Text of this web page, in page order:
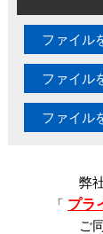
ファイル
ファイル
ファイル
弊
「 プラ
ご